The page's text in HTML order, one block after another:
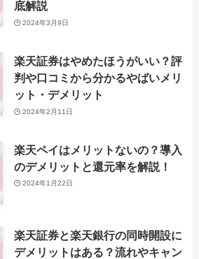
底解説
2024年3月9日
楽天証券はやめたほうがいい？評
判や口コミから分かるやばいメリ
ット・デメリット
2024年2月11日
楽天ペイはメリットないの？導入
のデメリットと還元率を解説！
2024年1月22日
楽天証券と楽天銀行の同時開設に
デメリットはある？流れやキャン